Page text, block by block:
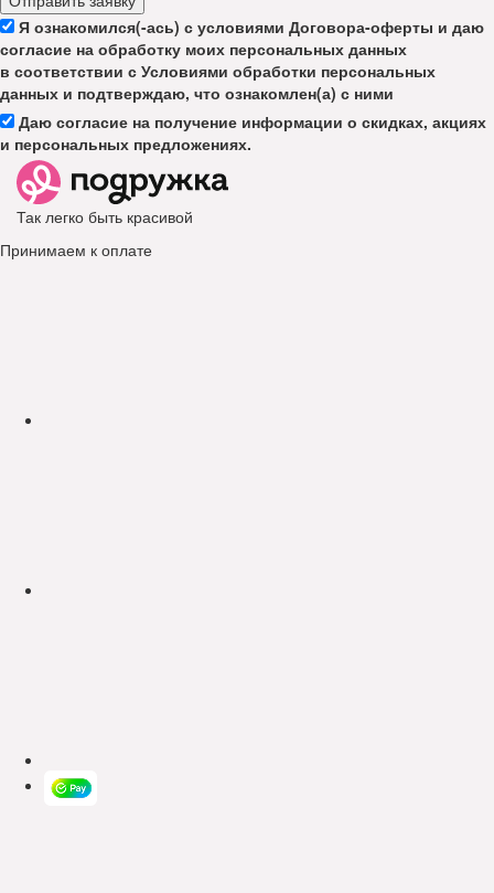
Я ознакомился(-ась) с условиями Договора-оферты и даю
согласие на обработку моих персональных данных
в соответствии с Условиями обработки персональных
данных и подтверждаю, что ознакомлен(а) с ними
Даю согласие на получение информации о скидках, акциях
и персональных предложениях.
Так легко быть красивой
Принимаем к оплате